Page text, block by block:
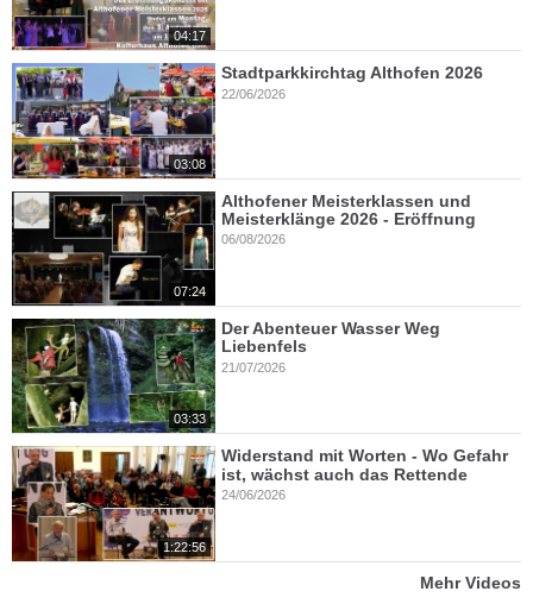
04:17
03:08
Stadtparkkirchtag Althofen 2026
22/06/2026
07:24
Althofener Meisterklassen und
Meisterklänge 2026 - Eröffnung
06/08/2026
03:33
Der Abenteuer Wasser Weg
Liebenfels
21/07/2026
1:22:56
Widerstand mit Worten - Wo Gefahr
ist, wächst auch das Rettende
24/06/2026
Mehr Videos